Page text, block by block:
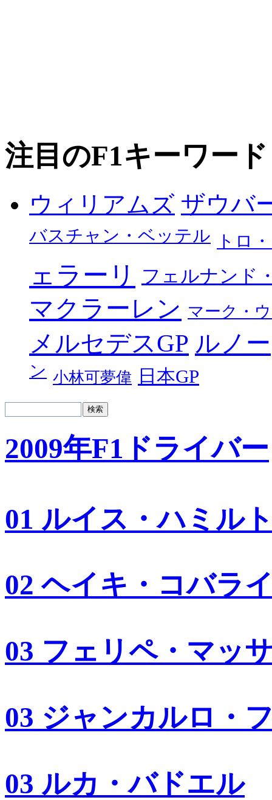
注目のF1キーワード
ウィリアムズ ザウバ
バスチャン・ベッテル トロ
ェラーリ フェルナンド
マクラーレン マーク・
メルセデスGP ルノー
ン 小林可夢偉 日本GP
2009年F1ドライバー
01 ルイス・ハミル
02 ヘイキ・コバラ
03 フェリペ・マッ
03 ジャンカルロ・
03 ルカ・バドエル